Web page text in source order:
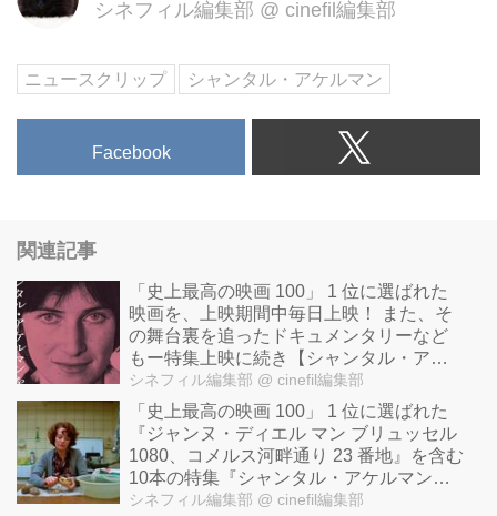
シネフィル編集部 @ cinefil編集部
ニュースクリップ シャンタル・アケルマン
Facebook
関連記事
「史上最高の映画 100」 1 位に選ばれた
映画を、上映期間中毎日上映！ また、そ
の舞台裏を追ったドキュメンタリーなど
もー特集上映に続き【シャンタル・アケ
ルマンをめぐって】特別上映開催！
シネフィル編集部 @ cinefil編集部
「史上最高の映画 100」 1 位に選ばれた
『ジャンヌ・ディエル マン ブリュッセル
1080、コメルス河畔通り 23 番地』を含む
10本の特集『シャンタル・アケルマン映
画祭 2023』開催！
シネフィル編集部 @ cinefil編集部